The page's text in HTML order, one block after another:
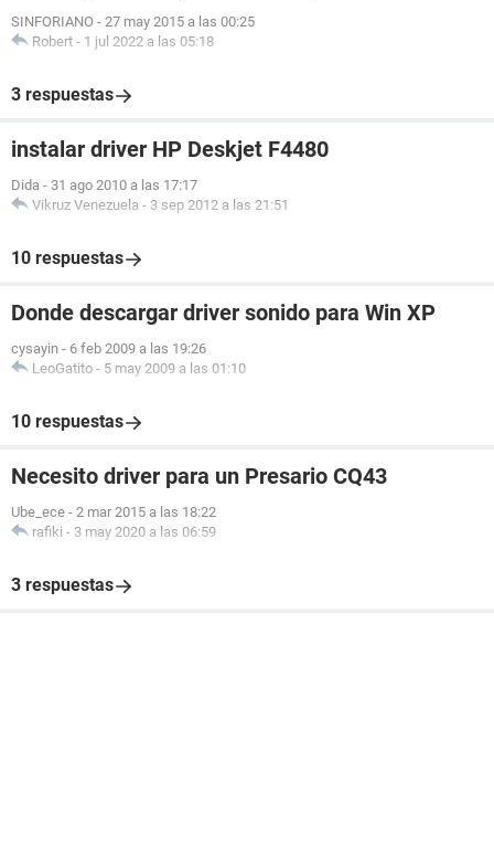
SINFORIANO - 27 may 2015 a las 00:25
Robert - 1 jul 2022 a las 05:18
3 respuestas
instalar driver HP Deskjet F4480
Dida - 31 ago 2010 a las 17:17
Vikruz Venezuela - 3 sep 2012 a las 21:51
10 respuestas
Donde descargar driver sonido para Win XP
cysayin - 6 feb 2009 a las 19:26
LeoGatito - 5 may 2009 a las 01:10
10 respuestas
Necesito driver para un Presario CQ43
Ube_ece - 2 mar 2015 a las 18:22
rafiki - 3 may 2020 a las 06:59
3 respuestas